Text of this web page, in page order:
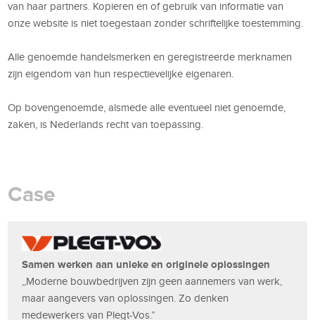
van haar partners. Kopieren en of gebruik van informatie van
onze website is niet toegestaan zonder schriftelijke toestemming.
Alle genoemde handelsmerken en geregistreerde merknamen
zijn eigendom van hun respectievelijke eigenaren.
Op bovengenoemde, alsmede alle eventueel niet genoemde,
zaken, is Nederlands recht van toepassing.
Case
Samen werken aan unieke en originele oplossingen
,,Moderne bouwbedrijven zijn geen aannemers van werk,
maar aangevers van oplossingen. Zo denken
medewerkers van Plegt-Vos.”